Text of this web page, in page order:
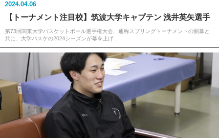
2024.04.06
【トーナメント注目校】筑波大学キャプテン 浅井英矢選手
第73回関東大学バスケットボール選手権大会、通称スプリングトーナメントの開幕と
共に、大学バスケの2024シーズンが幕を上げ...